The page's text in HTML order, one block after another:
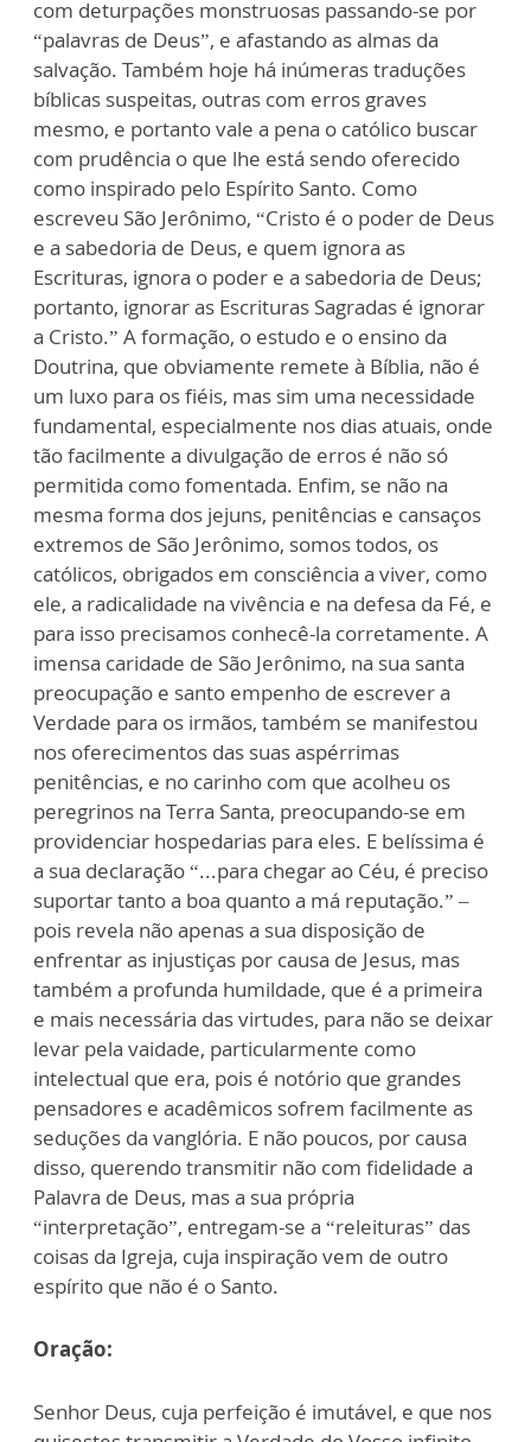
com deturpações monstruosas passando-se por
“palavras de Deus”, e afastando as almas da
salvação. Também hoje há inúmeras traduções
bíblicas suspeitas, outras com erros graves
mesmo, e portanto vale a pena o católico buscar
com prudência o que lhe está sendo oferecido
como inspirado pelo Espírito Santo. Como
escreveu São Jerônimo, “Cristo é o poder de Deus
e a sabedoria de Deus, e quem ignora as
Escrituras, ignora o poder e a sabedoria de Deus;
portanto, ignorar as Escrituras Sagradas é ignorar
a Cristo.” A formação, o estudo e o ensino da
Doutrina, que obviamente remete à Bíblia, não é
um luxo para os fiéis, mas sim uma necessidade
fundamental, especialmente nos dias atuais, onde
tão facilmente a divulgação de erros é não só
permitida como fomentada. Enfim, se não na
mesma forma dos jejuns, penitências e cansaços
extremos de São Jerônimo, somos todos, os
católicos, obrigados em consciência a viver, como
ele, a radicalidade na vivência e na defesa da Fé, e
para isso precisamos conhecê-la corretamente. A
imensa caridade de São Jerônimo, na sua santa
preocupação e santo empenho de escrever a
Verdade para os irmãos, também se manifestou
nos oferecimentos das suas aspérrimas
penitências, e no carinho com que acolheu os
peregrinos na Terra Santa, preocupando-se em
providenciar hospedarias para eles. E belíssima é
a sua declaração “...para chegar ao Céu, é preciso
suportar tanto a boa quanto a má reputação.” –
pois revela não apenas a sua disposição de
enfrentar as injustiças por causa de Jesus, mas
também a profunda humildade, que é a primeira
e mais necessária das virtudes, para não se deixar
levar pela vaidade, particularmente como
intelectual que era, pois é notório que grandes
pensadores e acadêmicos sofrem facilmente as
seduções da vanglória. E não poucos, por causa
disso, querendo transmitir não com fidelidade a
Palavra de Deus, mas a sua própria
“interpretação”, entregam-se a “releituras” das
coisas da Igreja, cuja inspiração vem de outro
espírito que não é o Santo.
Oração:
Senhor Deus, cuja perfeição é imutável, e que nos